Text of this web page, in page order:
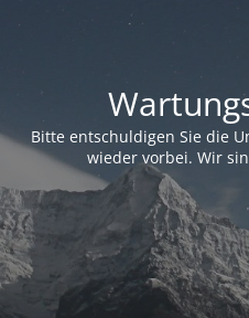
Bitte entschuldigen Sie die
wieder vorbei. Wir